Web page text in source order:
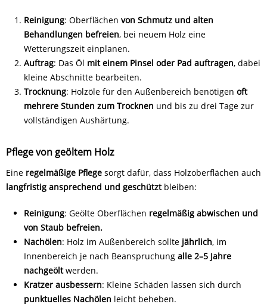
Reinigung: Oberflächen von Schmutz und alten
Behandlungen befreien, bei neuem Holz eine
Wetterungszeit einplanen.
Auftrag: Das Öl mit einem Pinsel oder Pad auftragen, dabei
kleine Abschnitte bearbeiten.
Trocknung: Holzöle für den Außenbereich benötigen oft
mehrere Stunden zum Trocknen und bis zu drei Tage zur
vollständigen Aushärtung.
Pflege von geöltem Holz
Eine regelmäßige Pflege sorgt dafür, dass Holzoberflächen auch
langfristig ansprechend und geschütztbleiben:
Reinigung: Geölte Oberflächen regelmäßig abwischen und
von Staub befreien.
Nachölen: Holz im Außenbereich sollte jährlich, im
Innenbereich je nach Beanspruchung alle 2–5 Jahre
nachgeöltwerden.
Kratzer ausbessern: Kleine Schäden lassen sich durch
punktuelles Nachölen leicht beheben.